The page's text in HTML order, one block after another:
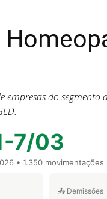
empresas do segmento
7/03
• 1.350 movimentações
📤 Demissões